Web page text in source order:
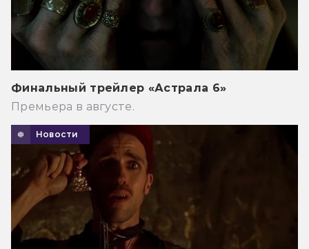
Финальный трейлер «Астрала 6»
Премьера в августе.
Новости